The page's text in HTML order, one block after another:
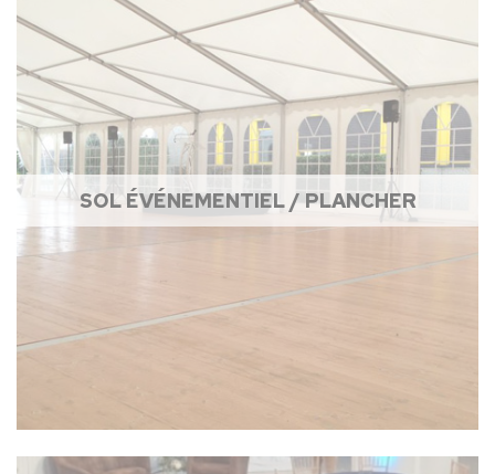
SOL ÉVÉNEMENTIEL / PLANCHER